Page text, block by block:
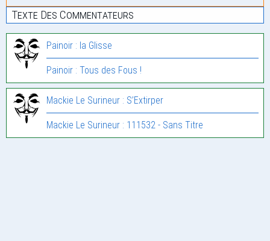
Texte Des Commentateurs
Painoir : la Glisse
Painoir : Tous des Fous !
Mackie Le Surineur : S’Extirper
Mackie Le Surineur : 111532 - Sans Titre